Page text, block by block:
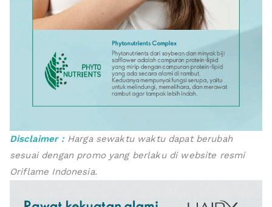
Disclaimer :Harga sewaktu waktu dapat berubah
sesuai dengan promo yang berlaku di website resmi
Oriflame Indonesia.